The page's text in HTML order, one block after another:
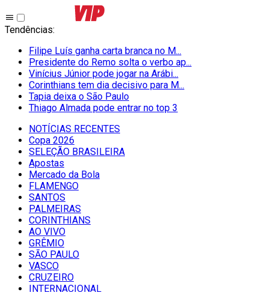
Tendências:
Filipe Luís ganha carta branca no M...
Presidente do Remo solta o verbo ap...
Vinícius Júnior pode jogar na Arábi...
Corinthians tem dia decisivo para M...
Tapia deixa o São Paulo
Thiago Almada pode entrar no top 3
NOTÍCIAS RECENTES
Copa 2026
SELEÇÃO BRASILEIRA
Apostas
Mercado da Bola
FLAMENGO
SANTOS
PALMEIRAS
CORINTHIANS
AO VIVO
GRÊMIO
SĀO PAULO
VASCO
CRUZEIRO
INTERNACIONAL